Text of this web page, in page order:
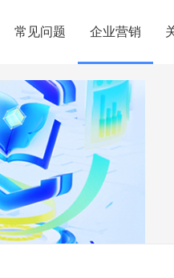
常见问题 企业营销